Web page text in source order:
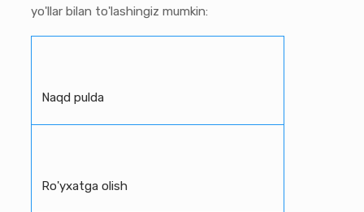
yo'llar bilan to'lashingiz mumkin:
Naqd pulda
Ro'yxatga olish